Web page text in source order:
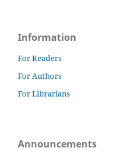
Information
For Readers
For Authors
For Librarians
Announcements